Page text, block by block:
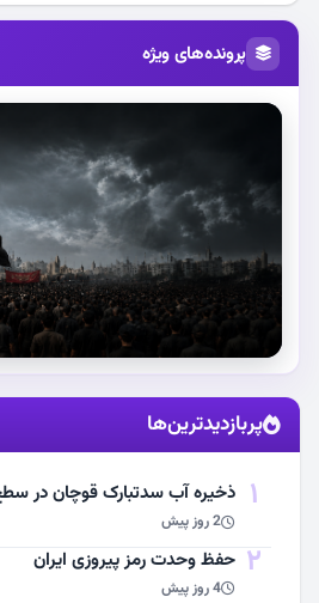
پرونده‌های ویژه
استقبال از آقای شهید ایران
مشاهده اخبار
پربازدیدترین‌ها
1 ذخیره آب سدتبارک قوچان در سطح ۱۴
2 روز پیش
2 حفظ وحدت رمز پیروزی ایران
4 روز پیش